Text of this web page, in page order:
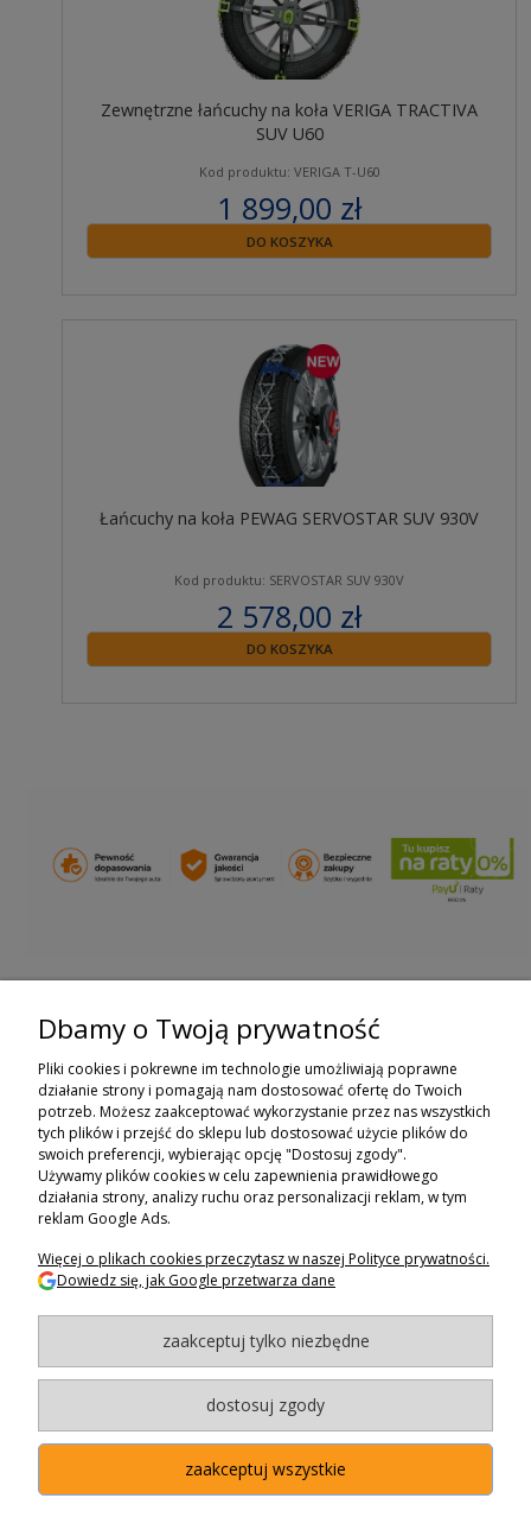
Zewnętrzne łańcuchy na koła VERIGA TRACTIVA
SUV U60
Kod produktu: VERIGA T-U60
1 899,00 zł
zawiera 23% VAT
DO KOSZYKA
Łańcuchy na koła PEWAG SERVOSTAR SUV 930V
Kod produktu: SERVOSTAR SUV 930V
2 578,00 zł
zawiera 23% VAT
DO KOSZYKA
ZAPISZ SIĘ DO NEWSLETTERA
ZAPISZ SIĘ
ZAKUPY
POMOC
MOJE KONTO
BAGAZNIKI.PL- 2024
Dbamy o Twoją prywatność
Pliki cookies i pokrewne im technologie umożliwiają poprawne
działanie strony i pomagają nam dostosować ofertę do Twoich
potrzeb. Możesz zaakceptować wykorzystanie przez nas wszystkich
tych plików i przejść do sklepu lub dostosować użycie plików do
swoich preferencji, wybierając opcję "Dostosuj zgody".
Używamy plików cookies w celu zapewnienia prawidłowego
działania strony, analizy ruchu oraz personalizacji reklam, w tym
reklam Google Ads.
Więcej o plikach cookies przeczytasz w naszej Polityce prywatności.
Dowiedz się, jak Google przetwarza dane
zaakceptuj tylko niezbędne
dostosuj zgody
zaakceptuj wszystkie